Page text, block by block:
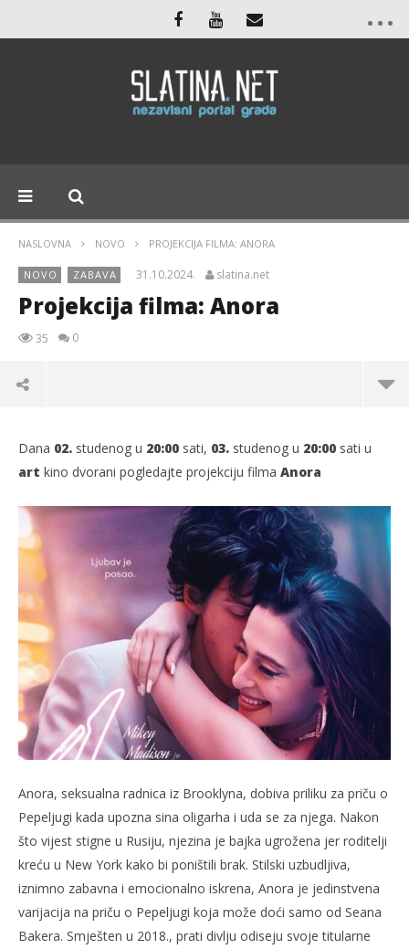
NASLOVNA NOVO PROJEKCIJA FILMA: ANORA
NOVO ZABAVA 31.10.2024. slatina.net
Projekcija filma: Anora
35 0
TRENUTNO OTVORENO
Projekcija filma: Anora
31.10.2024.
slatina.net
Dana 02. studenog u 20:00 sati, 03. studenog u 20:00 sati u
art kino dvorani pogledajte​ projekciju filma Anora
Anora, seksualna radnica iz Brooklyna, dobiva priliku za priču o
Pepeljugi kada upozna sina oligarha i uda se za njega. Nakon
što vijest stigne u Rusiju, njezina je bajka ugrožena jer roditelji
kreću u New York kako bi poništili brak. Stilski uzbudljiva,
iznimno zabavna i emocionalno iskrena, Anora je jedinstvena
varijacija na priču o Pepeljugi koja može doći samo od Seana
Bakera. Smješten u 2018., prati divlju odiseju svoje titularne